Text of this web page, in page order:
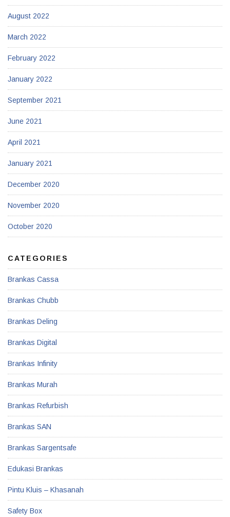
August 2022
March 2022
February 2022
January 2022
September 2021
June 2021
April 2021
January 2021
December 2020
November 2020
October 2020
CATEGORIES
Brankas Cassa
Brankas Chubb
Brankas Deling
Brankas Digital
Brankas Infinity
Brankas Murah
Brankas Refurbish
Brankas SAN
Brankas Sargentsafe
Edukasi Brankas
Pintu Kluis – Khasanah
Safety Box